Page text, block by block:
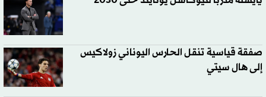
صفقة قياسية تنقل الحارس اليوناني زولاكيس
إلى هال سيتي